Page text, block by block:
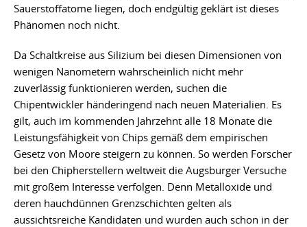
Sauerstoffatome liegen, doch endgültig geklärt ist dieses
Phänomen noch nicht.
Da Schaltkreise aus Silizium bei diesen Dimensionen von
wenigen Nanometern wahrscheinlich nicht mehr
zuverlässig funktionieren werden, suchen die
Chipentwickler händeringend nach neuen Materialien. Es
gilt, auch im kommenden Jahrzehnt alle 18 Monate die
Leistungsfähigkeit von Chips gemäß dem empirischen
Gesetz von Moore steigern zu können. So werden Forscher
bei den Chipherstellern weltweit die Augsburger Versuche
mit großem Interesse verfolgen. Denn Metalloxide und
deren hauchdünnen Grenzschichten gelten als
aussichtsreiche Kandidaten und wurden auch schon in der